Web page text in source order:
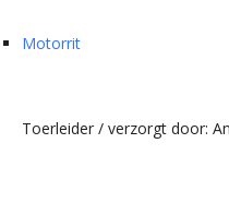
Motorrit
Toerleider / verzorgt door: